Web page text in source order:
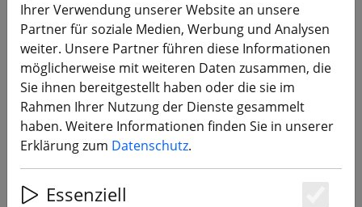
Gemfan 1050-3 10 Zoll 3-Blatt
Propeller Glasfaser-Nylon schwarz
34% SPAREN
Ihrer Verwendung unserer Website an unsere
Partner für soziale Medien, Werbung und Analysen
weiter. Unsere Partner führen diese Informationen
möglicherweise mit weiteren Daten zusammen, die
Sie ihnen bereitgestellt haben oder die sie im
Rahmen Ihrer Nutzung der Dienste gesammelt
haben. Weitere Informationen finden Sie in unserer
Erklärung zum Datenschutz.
Essenziell